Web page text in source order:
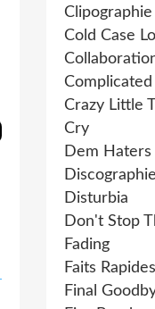
Clipographie
Cold Case
Complicated
Crazy Little
Cry
Dem Haters
Discographie
Disturbia
Don't Stop
Fading
Faits Rapides
Final